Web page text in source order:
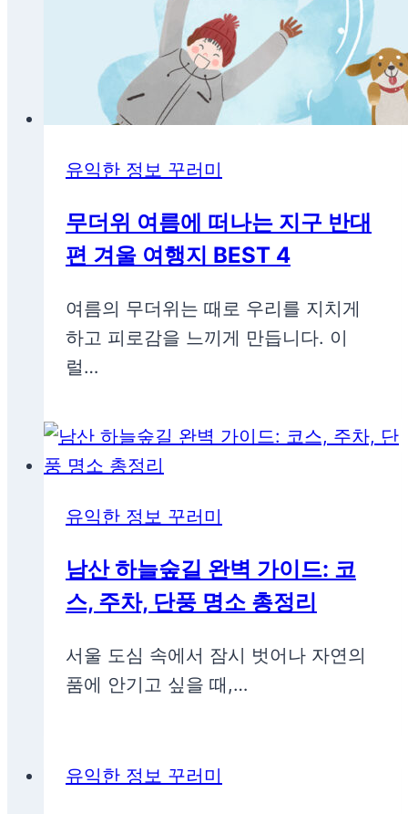
유익한 정보 꾸러미
무더위 여름에 떠나는 지구 반대
편 겨울 여행지 BEST 4
여름의 무더위는 때로 우리를 지치게
하고 피로감을 느끼게 만듭니다. 이
럴…
유익한 정보 꾸러미
남산 하늘숲길 완벽 가이드: 코
스, 주차, 단풍 명소 총정리
서울 도심 속에서 잠시 벗어나 자연의
품에 안기고 싶을 때,…
유익한 정보 꾸러미